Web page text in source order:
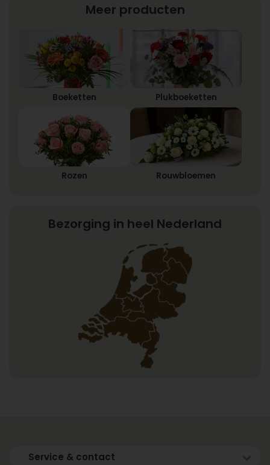
Meer producten
Boeketten Plukboeketten
Rozen Rouwbloemen
Bezorging in heel Nederland
Service & contact